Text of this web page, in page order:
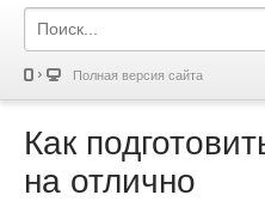
Полная версия сайта
Как
на отлично